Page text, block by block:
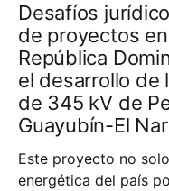
Desafíos
de proyectos
República
el desarrollo de
de 345 kV de
Guayubín-El
Este proyecto no
energética del país